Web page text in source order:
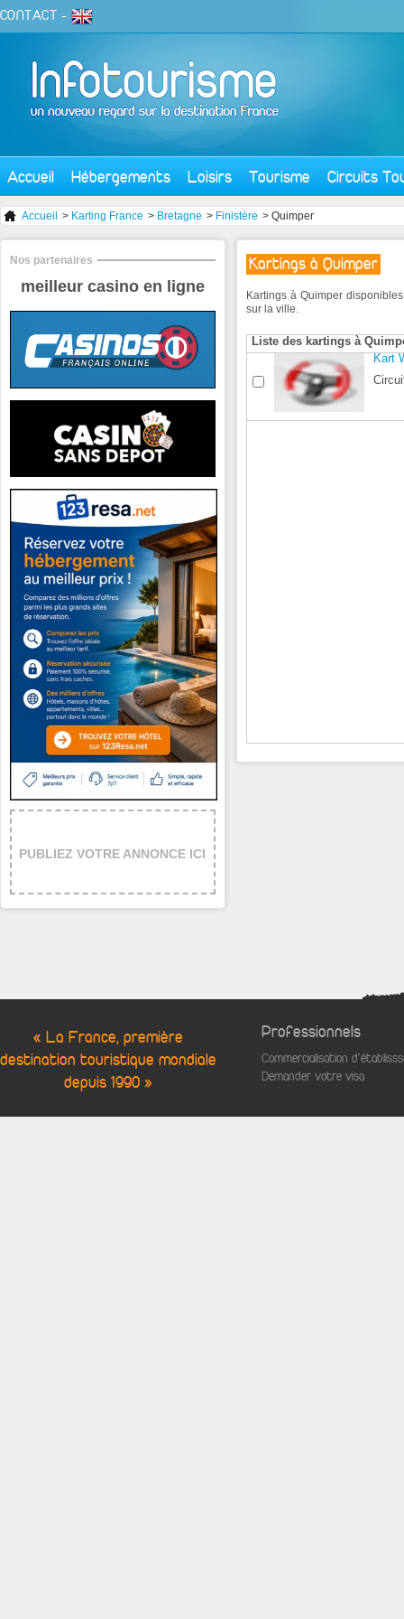
CONTACT -
Accueil Hébergements Loisirs Tourisme Circuits
Accueil > Karting France > Bretagne > Finistère > Quimper
Kartings à Quimper
Kartings à Quimper
sur la ville.
Liste des kartings à
Kart
Nos partenaires
meilleur casino en ligne
PUBLIEZ VOTRE ANNONCE ICI
« La France, première
destination touristique mondiale
depuis 1990 »
Professionnels
Commercialisation
Demander votre visa